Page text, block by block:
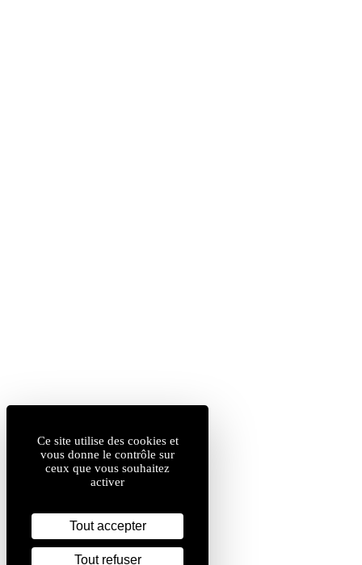
Ce site utilise des cookies et
vous donne le contrôle sur
ceux que vous souhaitez
activer
Tout accepter
Tout refuser